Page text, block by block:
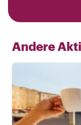
Andere